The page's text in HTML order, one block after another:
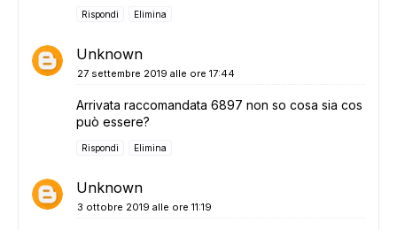
Rispondi Elimina
Unknown
27 settembre 2019 alle ore 17:44
Arrivata raccomandata 6897 non so cosa sia cos
può essere?
Rispondi Elimina
Unknown
3 ottobre 2019 alle ore 11:19